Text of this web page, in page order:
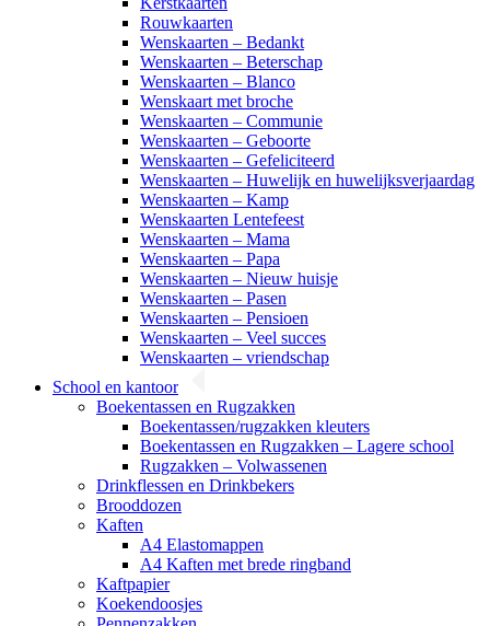
Rouwkaarten
Wenskaarten – Bedankt
Wenskaarten – Beterschap
Wenskaarten – Blanco
Wenskaart met broche
Wenskaarten – Communie
Wenskaarten – Geboorte
Wenskaarten – Gefeliciteerd
Wenskaarten – Huwelijk en huwelijksverjaardag
Wenskaarten – Kamp
Wenskaarten Lentefeest
Wenskaarten – Mama
Wenskaarten – Papa
Wenskaarten – Nieuw huisje
Wenskaarten – Pasen
Wenskaarten – Pensioen
Wenskaarten – Veel succes
Wenskaarten – vriendschap
School en kantoor
Boekentassen en Rugzakken
Boekentassen/rugzakken kleuters
Boekentassen en Rugzakken – Lagere school
Rugzakken – Volwassenen
Drinkflessen en Drinkbekers
Brooddozen
Kaften
A4 Elastomappen
A4 Kaften met brede ringband
Kaftpapier
Koekendoosjes